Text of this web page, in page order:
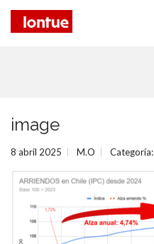
image
8 abril 2025 M.O Categoría: